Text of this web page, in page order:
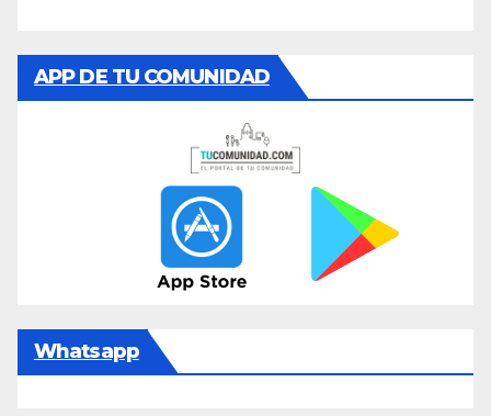
APP DE TU COMUNIDAD
Whatsapp